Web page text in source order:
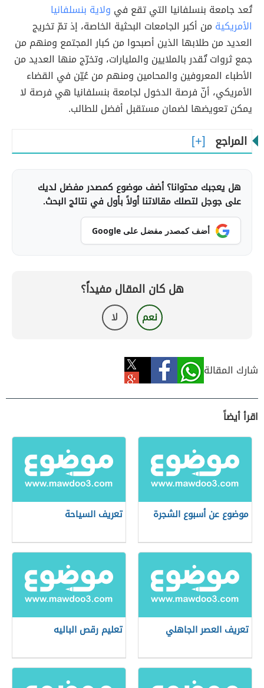
تُعد جامعة بنسلفانيا التي تقع في ولاية بنسلفانيا
الأمريكية من أكبر الجامعات البحثية الخاصة، إذ تمّ تخريج
العديد من طلابها الذين أصبحوا من كبار المجتمع ومنهم من
جمع ثروات تٌقدر بالملايين والمليارات، وتخرّج منها العديد من
الأطباء المعروفين والمحامين ومنهم من عُيّن في القضاء
الأمريكي، أنّ فرصة الدخول لجامعة بنسلفانيا هي فرصة لا
يمكن تعويضها لضمان مستقبل أفضل للطالب.
المراجع
هل يعجبك محتوانا؟ أضف موضوع كمصدر مفضل لديك
على جوجل لتصلك مقالاتنا أولاً بأول في نتائج البحث.
أضف كمصدر مفضل على Google
هل كان المقال مفيداً؟
نعم لا
شارك المقالة
اقرأ أيضاً
موضوع عن أسبوع الشجرة تعريف السياحة
تعريف العصر الجاهلي تعليم رقص الباليه